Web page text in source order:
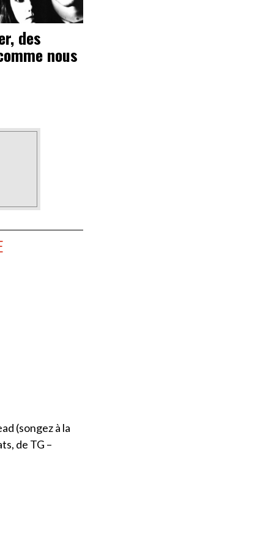
des
nous
(songez à la
de TG –